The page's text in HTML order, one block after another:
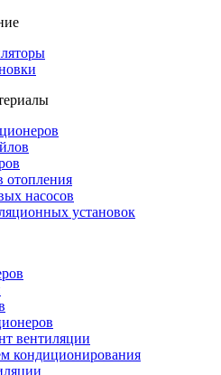
отопления
насосов
установок
вентиляции
кондиционирования